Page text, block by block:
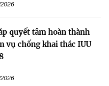
quyết tâm hoàn thành
vụ chống khai thác IUU